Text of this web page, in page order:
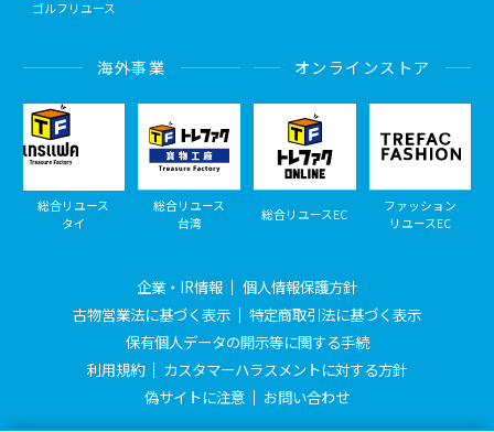
ゴルフリユース
海外事業
総合リユース
タイ
総合リユース
台湾
オンラインストア
総合リユースEC
ファッション
リユースEC
企業・IR情報
個人情報保護方針
古物営業法に基づく表示
特定商取引法に基づく表示
保有個人データの開示等に関する手続
利用規約
カスタマーハラスメントに対する方針
偽サイトに注意
お問い合わせ